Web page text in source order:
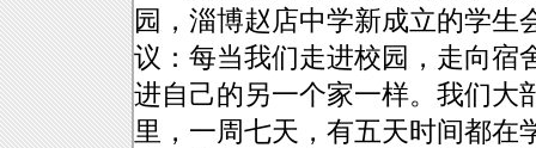
园，淄博赵店中学新成立的学生
议：每当我们走进校园，走向宿
进自己的另一个家一样。我们大
里，一周七天，有五天时间都在